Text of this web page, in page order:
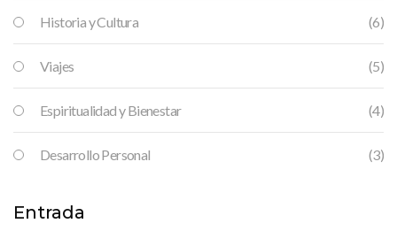
Historia y Cultura (6)
Viajes (5)
Espiritualidad y Bienestar (4)
Desarrollo Personal (3)
Entrada